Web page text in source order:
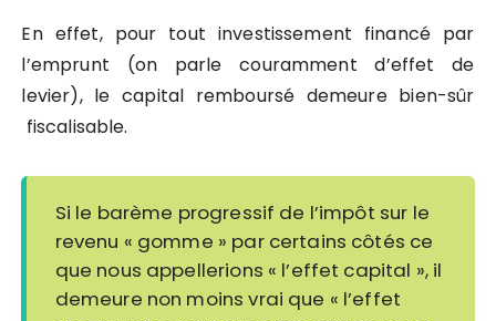
En effet, pour tout investissement financé par
l’emprunt (on parle couramment d’effet de
levier), le capital remboursé demeure bien-sûr
fiscalisable.
Si le barème progressif de l’impôt sur le
revenu « gomme » par certains côtés ce
que nous appellerions « l’effet capital », il
demeure non moins vrai que « l’effet